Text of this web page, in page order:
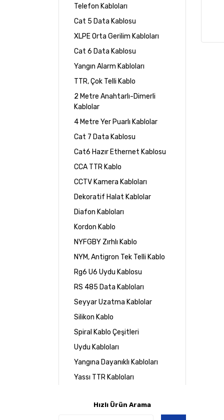
Telefon Kabloları
Cat 5 Data Kablosu
XLPE Orta Gerilim Kabloları
Cat 6 Data Kablosu
Yangın Alarm Kabloları
TTR, Çok Telli Kablo
2 Metre Anahtarlı-Dimerli
Kablolar
4 Metre Yer Puarlı Kablolar
Cat 7 Data Kablosu
Cat6 Hazır Ethernet Kablosu
CCA TTR Kablo
CCTV Kamera Kabloları
Dekoratif Halat Kablolar
Diafon Kabloları
Kordon Kablo
NYFGBY Zırhlı Kablo
NYM, Antigron Tek Telli Kablo
Rg6 U6 Uydu Kablosu
RS 485 Data Kabloları
Seyyar Uzatma Kablolar
Silikon Kablo
Spiral Kablo Çeşitleri
Uydu Kabloları
Yangına Dayanıklı Kabloları
Yassı TTR Kabloları
Hızlı Ürün Arama